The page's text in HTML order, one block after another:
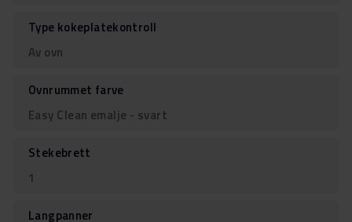
Type kokeplatekontroll
Av ovn
Ovnrummet farve
Easy Clean emalje - svart
Stekebrett
1
Langpanner